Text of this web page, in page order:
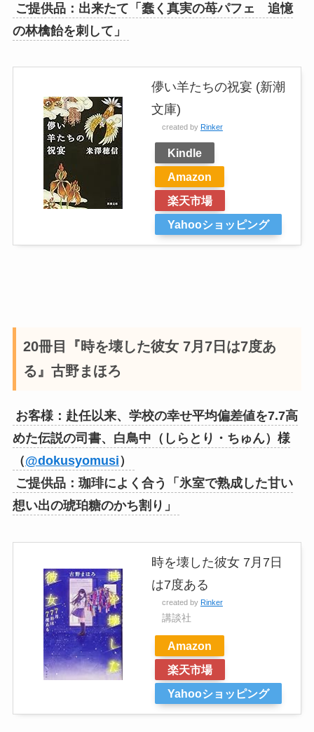
ご提供品：出来たて「蠢く真実の苺パフェ 追憶
の林檎飴を刺して」
儚い羊たちの祝宴 (新潮
文庫)
created by Rinker
Kindle
Amazon
楽天市場
Yahooショッピング
20冊目『時を壊した彼女 7月7日は7度あ
る』古野まほろ
お客様：赴任以来、学校の幸せ平均偏差値を7.7高
めた伝説の司書、白鳥中（しらとり・ちゅん）様
（@dokusyomusi）
ご提供品：珈琲によく合う「氷室で熟成した甘い
想い出の琥珀糖のかち割り」
時を壊した彼女 7月7日
は7度ある
created by Rinker
講談社
Amazon
楽天市場
Yahooショッピング